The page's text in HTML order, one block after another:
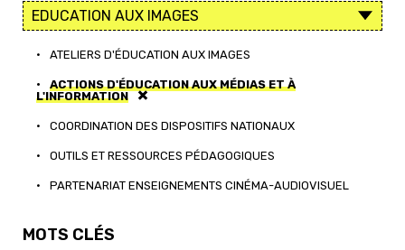
• ATELIERS D'ÉDUCATION AUX IMAGES
•
ACTIONS D'ÉDUCATION AUX MÉDIAS ET À
L'INFORMATION
• COORDINATION DES DISPOSITIFS NATIONAUX
• OUTILS ET RESSOURCES PÉDAGOGIQUES
• PARTENARIAT ENSEIGNEMENTS CINÉMA-AUDIOVISUEL
MOTS CLÉS